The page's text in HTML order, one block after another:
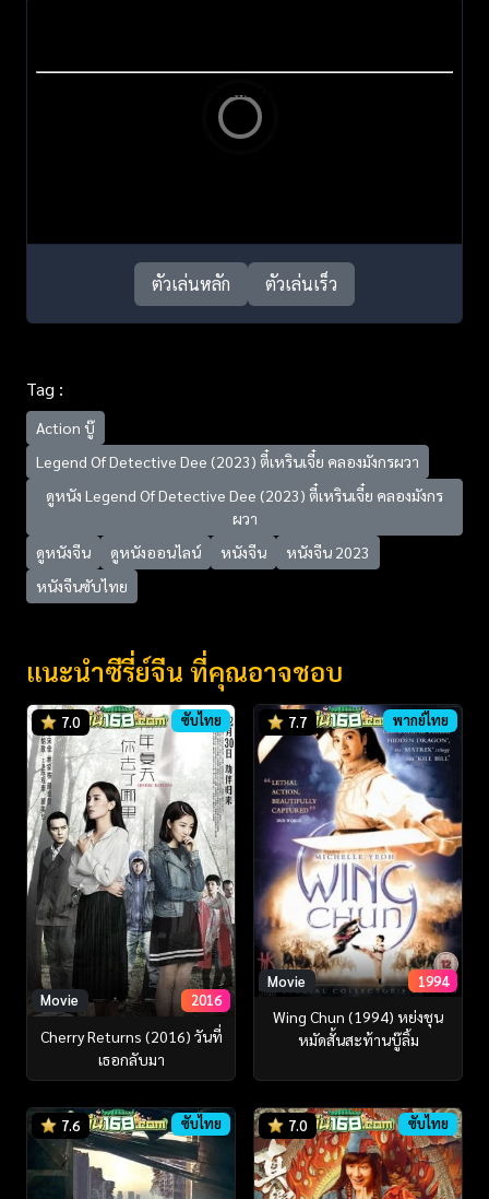
ตัวเล่นหลัก ตัวเล่นเร็ว
Tag :
Action บู๊
Legend Of Detective Dee (2023) ตี๋เหรินเจี๋ย คลองมังกรผวา
ดูหนัง Legend Of Detective Dee (2023) ตี๋เหรินเจี๋ย คลองมังกร
ผวา
ดูหนังจีน
ดูหนังออนไลน์ หนังจีน
หนังจีน 2023
หนังจีนซับไทย
แนะนำซีรี่ย์จีน ที่คุณอาจชอบ
7.0 ซับไทย
Movie 2016
Cherry Returns (2016) วันที่
เธอกลับมา
7.7 พากย์ไทย
Movie 1994
Wing Chun (1994) หย่งชุน
หมัดสั้นสะท้านบู๊ลิ้ม
7.6 ซับไทย 7.0 ซับไทย